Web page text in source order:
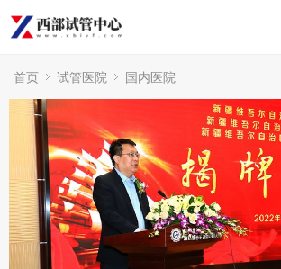
首页 试管医院 国内医院